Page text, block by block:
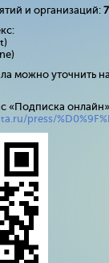
и организаций:
можно уточнить на
«Подписка
press/